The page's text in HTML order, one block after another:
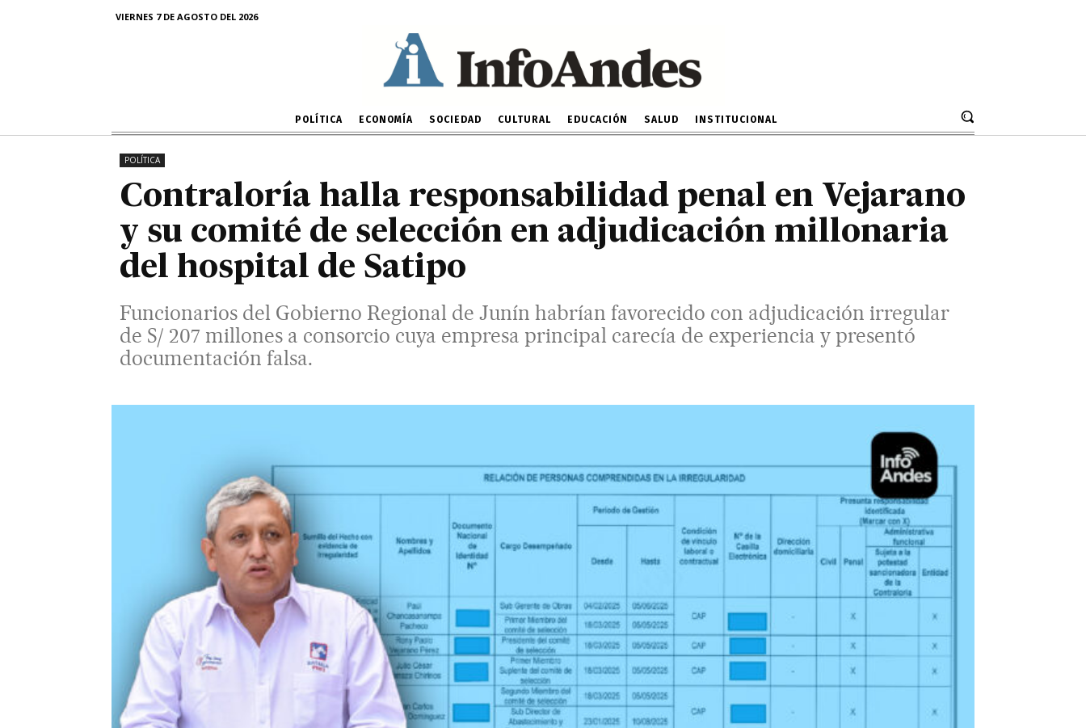
VIERNES 7 DE AGOSTO DEL 2026
POLÍTICA ECONOMÍA SOCIEDAD CULTURAL EDUCACIÓN SALUD INSTITUCIONAL
Funcionarios del Gobierno Regional de Junín habrían favorecido con adjudicación irregular de S/ 207 millones
a consorcio cuya empresa principal carecía de experiencia y presentó documentación falsa.
POLÍTICA
Contraloría halla responsabilidad penal en Vejarano
y su comité de selección en adjudicación millonaria
del hospital de Satipo
Funcionarios del Gobierno Regional de Junín habrían favorecido con adjudicación irregular
de S/ 207 millones a consorcio cuya empresa principal carecía de experiencia y presentó
documentación falsa.